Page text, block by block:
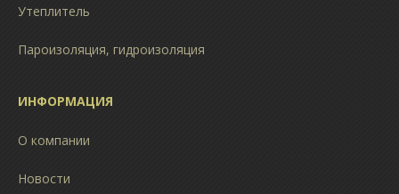
Утеплитель
Пароизоляция, гидроизоляция
ИНФОРМАЦИЯ
О компании
Новости